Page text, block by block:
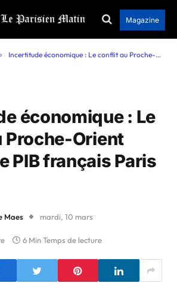
Magazine
Incertitude économique : Le conflit au Proche-Orient menace le PIB français Paris 2026
économique : Le
Proche-Orient
PIB français Paris
Maes mardi, 10 mars
6 Min Temps de lecture